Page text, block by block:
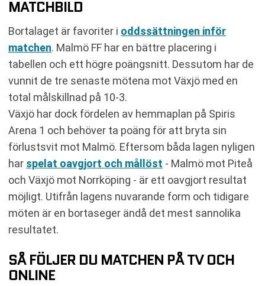
MATCHBILD
Bortalaget är favoriter i oddssättningen inför
matchen. Malmö FF har en bättre placering i
tabellen och ett högre poängsnitt. Dessutom har de
vunnit de tre senaste mötena mot Växjö med en
total målskillnad på 10-3.
Växjö har dock fördelen av hemmaplan på Spiris
Arena 1 och behöver ta poäng för att bryta sin
förlustsvit mot Malmö. Eftersom båda lagen nyligen
har spelat oavgjort och mållöst - Malmö mot Piteå
och Växjö mot Norrköping - är ett oavgjort resultat
möjligt. Utifrån lagens nuvarande form och tidigare
möten är en bortaseger ändå det mest sannolika
resultatet.
SÅ FÖLJER DU MATCHEN PÅ TV OCH
ONLINE